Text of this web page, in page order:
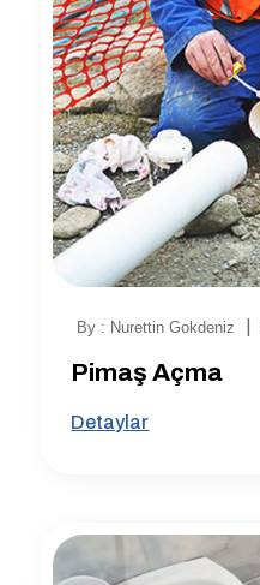
By : Nurettin Gokdeniz
Pimaş Açma
Detaylar